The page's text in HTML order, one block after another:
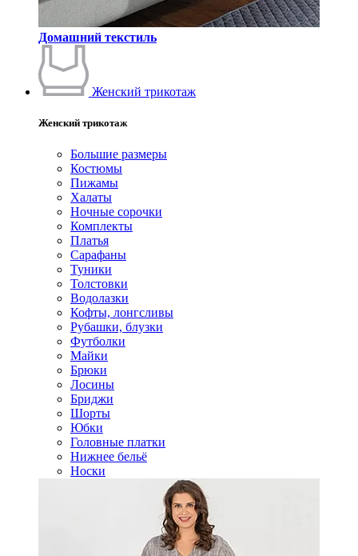
Домашний текстиль
Женский трикотаж
Женский трикотаж
Большие размеры
Костюмы
Пижамы
Халаты
Ночные сорочки
Комплекты
Платья
Сарафаны
Туники
Толстовки
Водолазки
Кофты, лонгсливы
Рубашки, блузки
Футболки
Майки
Брюки
Лосины
Бриджи
Шорты
Юбки
Головные платки
Нижнее бельё
Носки